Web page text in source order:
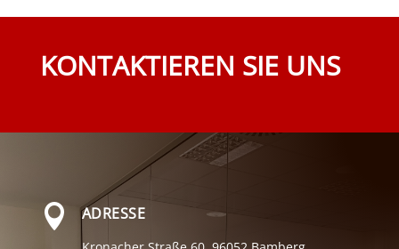
KONTAKTIEREN SIE UNS
 ADRESSE